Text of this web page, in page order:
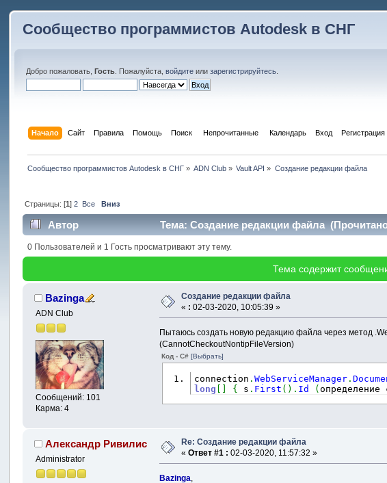
Сообщество программистов Autodesk в СНГ
Добро пожаловать,Гость . Пожалуйста,войдите илизарегистрируйтесь
Начало Сайт Правила Помощь Поиск Непрочитанные Календарь Вход Регистрация
Сообщество программистов Autodesk в СНГ» ADN Club » Vault API » Создание редакции файла
Страницы: [1] 2 Все Вниз
Автор Тема: Создание редакции файла (Прочитано
0 Пользователей и 1 Гость просматривают эту тему.
Тема содержит
Bazinga
ADN Club
Сообщений: 101
Карма: 4
Создание редакции файла
« : 02-03-2020, 10:05:39 »
Пытаюсь создать новую редакцию файла через метод
(CannotCheckoutNontipFileVersion)
Код - C#[Выбрать]
connection .WebServiceManager .
long [ ] { s . First ( ) . Id (определение
Александр Ривилис
Administrator
Re: Создание редакции файла
«Ответ #1 : 02-03-2020, 11:57:32 »
Bazinga,